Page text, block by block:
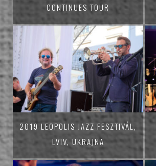
CONTINUES TOUR
2019 LEOPOLIS JAZZ FESZTIVÁL,
LVIV, UKRAJNA